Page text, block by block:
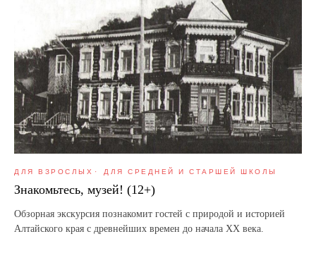
ДЛЯ ВЗРОСЛЫХ ДЛЯ СРЕДНЕЙ И СТАРШЕЙ ШКОЛЫ
Знакомьтесь, музей! (12+)
Обзорная экскурсия познакомит гостей с природой и историей
Алтайского края с древнейших времен до начала XX века.